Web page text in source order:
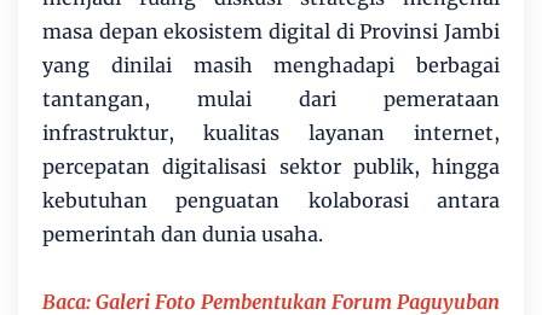
masa depan ekosistem digital di Provinsi Jambi
yang dinilai masih menghadapi berbagai
tantangan, mulai dari pemerataan
infrastruktur, kualitas layanan internet,
percepatan digitalisasi sektor publik, hingga
kebutuhan penguatan kolaborasi antara
pemerintah dan dunia usaha.
Baca:Galeri Foto Pembentukan Forum Paguyuban